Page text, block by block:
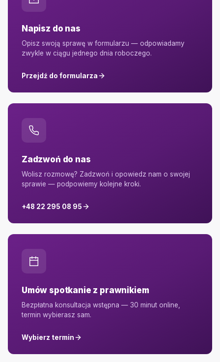
Napisz do nas
Opisz swoją sprawę w formularzu — odpowiadamy
zwykle w ciągu jednego dnia roboczego.
Przejdź do formularza
Zadzwoń do nas
Wolisz rozmowę? Zadzwoń i opowiedz nam o swojej
sprawie — podpowiemy kolejne kroki.
+48 22 295 08 95
Umów spotkanie z prawnikiem
Bezpłatna konsultacja wstępna — 30 minut online,
termin wybierasz sam.
Wybierz termin